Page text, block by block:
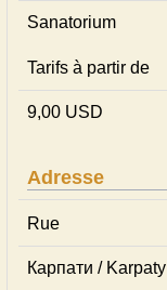
Sanatorium
Tarifs à partir de
9,00 USD
Adresse
Rue
Карпати / Karpaty